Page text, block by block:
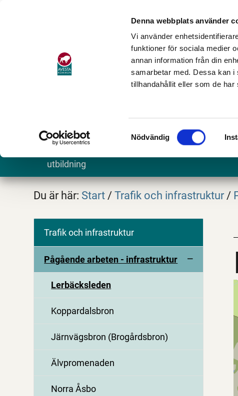
Denna webbplats använder
Vi använder
funktioner för sociala medier
annan information från din
samarbetar med. Dessa kan i
tillhandahållit eller som de
Samtyckesval
Nödvändig
utbildning
Du är här: Start / Trafik och infrastruktur /
Trafik och infrastruktur
Pågående arbeten - infrastruktur
Lerbäcksleden
Koppardalsbron
Järnvägsbron (Brogårdsbron)
Älvpromenaden
Norra Åsbo